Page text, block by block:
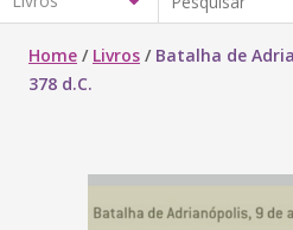
Home / Livros / Batalha de
378 d.C.